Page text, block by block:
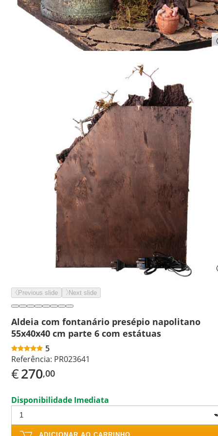
Previous slide Next slide
Aldeia com fontanário presépio napolitano
55x40x40 cm parte 6 com estátuas
5
Referência: PR023641
€270,00
Disponibilidade Imediata